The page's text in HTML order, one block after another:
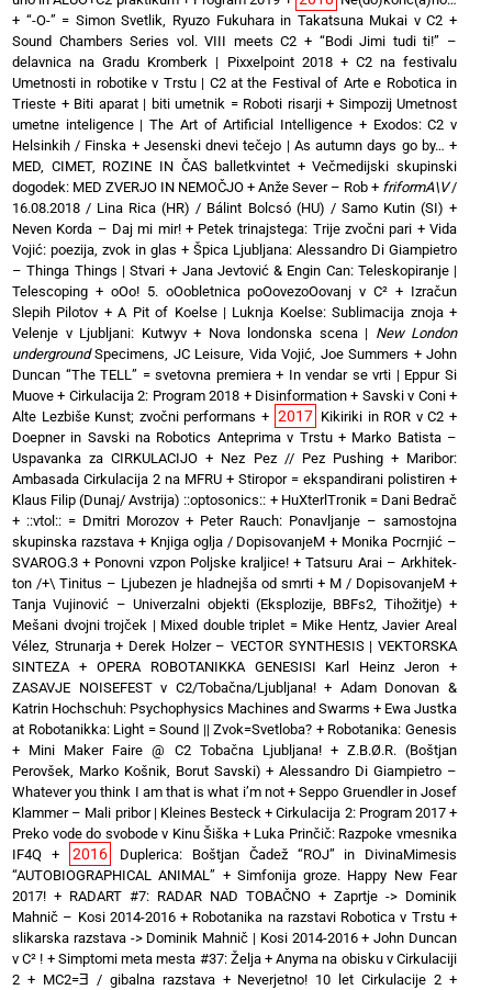
+ “-O-” = Simon Svetlik, Ryuzo Fukuhara in Takatsuna Mukai v C2 +
Sound Chambers Series vol. VIII meets C2 + “Bodi Jimi tudi ti!” –
delavnica na Gradu Kromberk | Pixxelpoint 2018+ C2 na festivalu
Umetnosti in robotike v Trstu | C2 at the Festival of Arte e Robotica in
Trieste + Biti aparat | biti umetnik = Roboti risarji+ Simpozij Umetnost
umetne inteligence | The Art of Artificial Intelligence + Exodos: C2 v
Helsinkih / Finska + Jesenski dnevi tečejo | As autumn days go by… +
MED, CIMET, ROZINE IN ČAS balletkvintet +Večmedijski skupinski
dogodek: MED ZVERJO IN NEMOČJO + Anže Sever – Rob + friformA\V/
16.08.2018 / Lina Rica (HR) / Bálint Bolcsó (HU) / Samo Kutin (SI) +
Neven Korda – Daj mi mir!+ Petek trinajstega: Trije zvočni pari +Vida
Vojić: poezija, zvok in glas + Špica Ljubljana: Alessandro Di Giampietro
– Thinga Things | Stvari + Jana Jevtović & Engin Can: Teleskopiranje |
Telescoping + oOo! 5. oOobletnica poOovezoOovanj v C² + Izračun
Slepih Pilotov +A Pit of Koelse | Luknja Koelse: Sublimacija znoja+
Velenje v Ljubljani: Kutwyv+ Nova londonska scena | New London
undergroundSpecimens, JC Leisure, Vida Vojić, Joe Summers +John
Duncan “The TELL” = svetovna premiera+ In vendar se vrti | Eppur Si
Muove + Cirkulacija 2: Program 2018 + Disinformation + Savski v Coni+
Alte Lezbiše Kunst; zvočni performans + 2017 Kikiriki in ROR v C2 +
Doepner in Savski na Robotics Anteprima v Trstu+ Marko Batista –
Uspavanka za CIRKULACIJO + Nez Pez // Pez Pushing+ Maribor:
Ambasada Cirkulacija 2 na MFRU + Stiropor = ekspandirani polistiren +
Klaus Filip (Dunaj/ Avstrija) ::optosonics:: + HuXterlTronik = Dani Bedrač
+ ::vtol:: = Dmitri Morozov + Peter Rauch: Ponavljanje – samostojna
skupinska razstava+ Knjiga oglja / DopisovanjeM + Monika Pocrnjić –
SVAROG.3 + Ponovni vzpon Poljske kraljice! +Tatsuru Arai – Arkhitek-
ton /+\ Tinitus – Ljubezen je hladnejša od smrti + M / DopisovanjeM +
Tanja Vujinović – Univerzalni objekti (Eksplozije, BBFs2, Tihožitje) +
Mešani dvojni trojček | Mixed double triplet = Mike Hentz, Javier Areal
Vélez, Strunarja+ Derek Holzer – VECTOR SYNTHESIS | VEKTORSKA
SINTEZA + OPERA ROBOTANIKKA GENESISI Karl Heinz Jeron +
ZASAVJE NOISEFEST v C2/Tobačna/Ljubljana!+ Adam Donovan &
Katrin Hochschuh: Psychophysics Machines and Swarms + Ewa Justka
at Robotanikka: Light = Sound || Zvok=Svetloba? + Robotanika: Genesis
+ Mini Maker Faire @ C2 Tobačna Ljubljana!+ Z.B.Ø.R. (Boštjan
Perovšek, Marko Košnik, Borut Savski) +Alessandro Di Giampietro –
Whatever you think I am that is what i’m not+Seppo Gruendler in Josef
Klammer – Mali pribor | Kleines Besteck +Cirkulacija 2: Program 2017+
Preko vode do svobode v Kinu Šiška + Luka Prinčič: Razpoke vmesnika
IF4Q + 2016
Duplerica: Boštjan Čadež “ROJ” in DivinaMimesis
“AUTOBIOGRAPHICAL ANIMAL” + Simfonija groze. Happy New Fear
2017! + RADART #7: RADAR NAD TOBAČNO + Zaprtje -> Dominik
Mahnič – Kosi 2014-2016+ Robotanika na razstavi Robotica v Trstu+
slikarska razstava -> Dominik Mahnič | Kosi 2014-2016+John Duncan
v C² ! + Simptomi meta mesta #37: Želja+Anyma na obisku v Cirkulaciji
2 + MC2=Ǝ / gibalna razstava+ Neverjetno! 10 let Cirkulacije 2 +